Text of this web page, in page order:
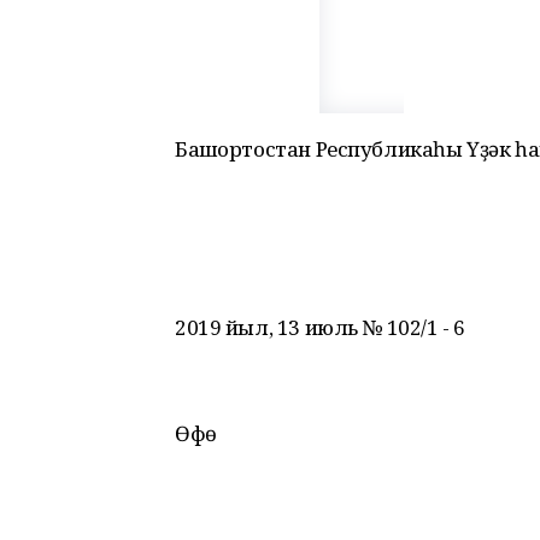
Башҡортостан Республикаһы Үҙәк
2019 йыл, 13 июль № 102/1 - 6
Өфө